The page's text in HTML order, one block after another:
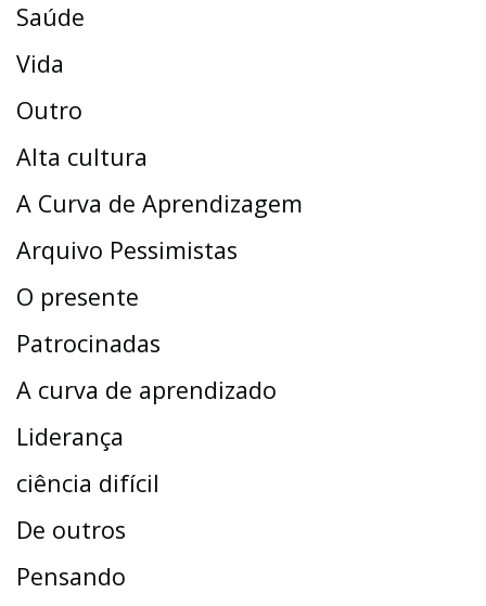
Saúde
Vida
Outro
Alta cultura
A Curva de Aprendizagem
Arquivo Pessimistas
O presente
Patrocinadas
A curva de aprendizado
Liderança
ciência difícil
De outros
Pensando